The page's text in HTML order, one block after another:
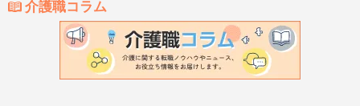
介護職コラム